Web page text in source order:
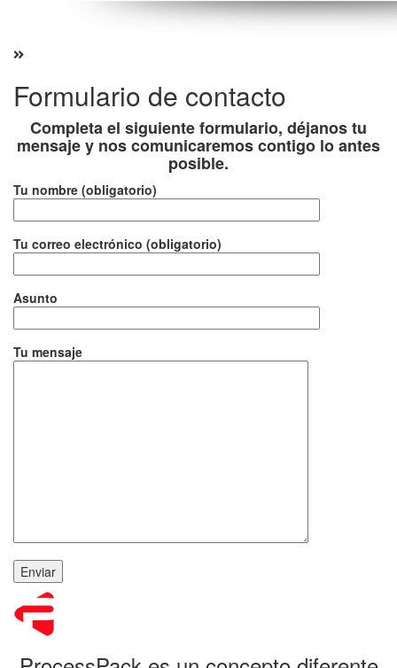
Formulario de contacto
Completa el siguiente formulario, déjanos tu
mensaje y nos comunicaremos contigo lo antes
posible.
Tu nombre (obligatorio)
Tu correo electrónico (obligatorio)
Asunto
Tu mensaje